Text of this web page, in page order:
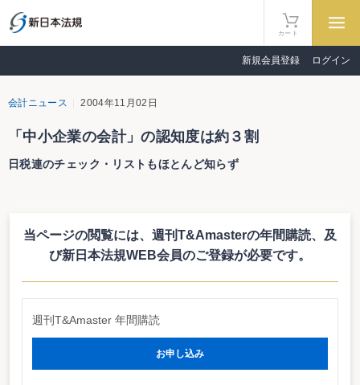
カート
新規会員登録 ログイン
会計ニュース 2004年11月02日
「中小企業の会計」の認知度は約３割
日税連のチェック・リストもほとんど知らず
調査結果」で明らかとなった。中小企業庁では、株式公開を当面目指さない商
法特例法上の小会社を対象とした「中小企業の会計」を平成14年６月に公表し
ているが、全く知らないと回答した企業も約６割にのぼっている。なお、日本
ト」を知っていると回答した企業は3.4％にとどまっている。ダブルスタンダ
当ページの閲覧には、週刊T&Amasterの年間購読、 及
び新日本法規WEB会員のご登録が必要です。
週刊T&Amaster 年間購読
お申し込み